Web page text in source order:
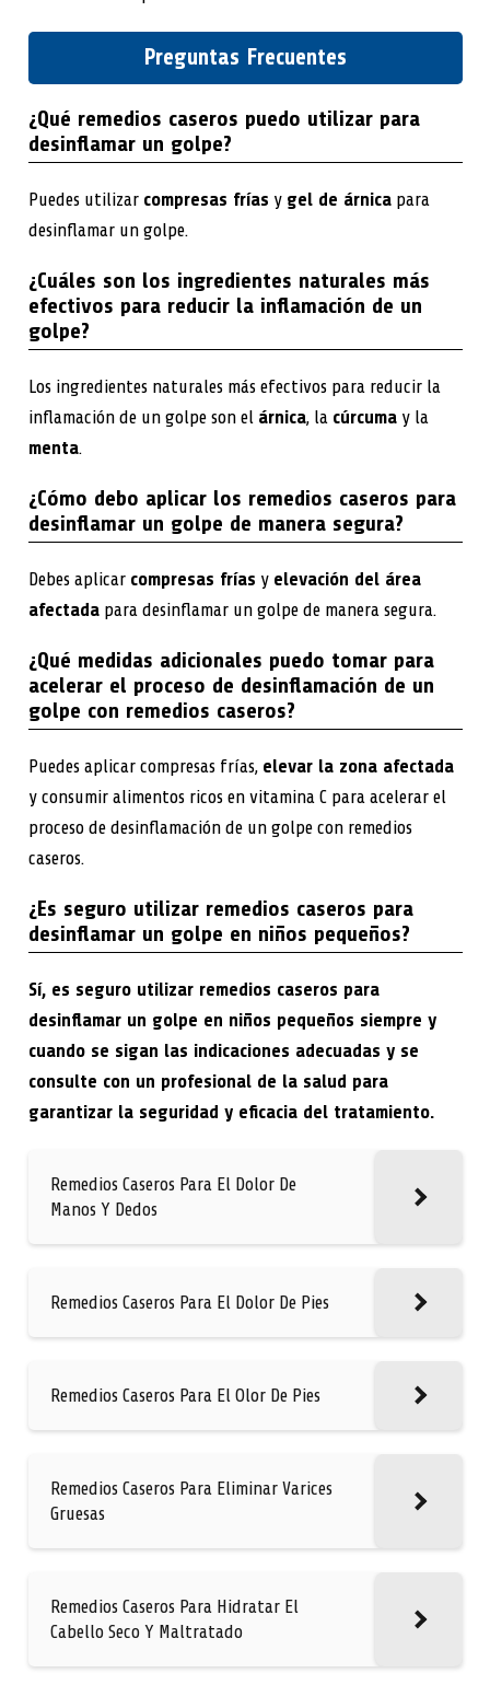
Preguntas Frecuentes
¿Qué remedios caseros puedo utilizar para
desinflamar un golpe?
Puedes utilizar compresas frías y gel de árnicapara
desinflamar un golpe.
¿Cuáles son los ingredientes naturales más
efectivos para reducir la inflamación de un
golpe?
Los ingredientes naturales más efectivos para reducir la
inflamación de un golpe son el árnica, la cúrcumay la
menta.
¿Cómo debo aplicar los remedios caseros para
desinflamar un golpe de manera segura?
Debes aplicar compresas frías y elevación del área
afectadapara desinflamar un golpe de manera segura.
¿Qué medidas adicionales puedo tomar para
acelerar el proceso de desinflamación de un
golpe con remedios caseros?
Puedes aplicar compresas frías, elevar la zona afectada
y consumir alimentos ricos en vitamina C para acelerar el
proceso de desinflamación de un golpe con remedios
caseros.
¿Es seguro utilizar remedios caseros para
desinflamar un golpe en niños pequeños?
Sí, es seguro utilizar remedios caseros para
desinflamar un golpe en niños pequeños siempre y
cuando se sigan las indicaciones adecuadas y se
consulte con un profesional de la salud para
garantizar la seguridad y eficacia del tratamiento.
Remedios Caseros Para El Dolor De
Manos Y Dedos
Remedios Caseros Para El Dolor De Pies
Remedios Caseros Para El Olor De Pies
Remedios Caseros Para Eliminar Varices
Gruesas
Remedios Caseros Para Hidratar El
Cabello Seco Y Maltratado